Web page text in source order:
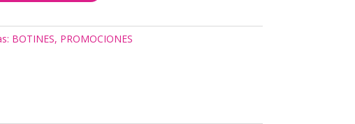
BOTINES, PROMOCIONES